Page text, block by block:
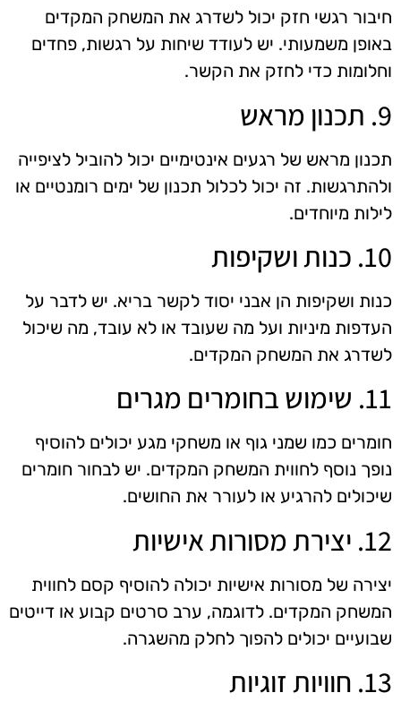
חיבור רגשי חזק יכול לשדרג את המשחק המקדים
באופן משמעותי. יש לעודד שיחות על רגשות, פחדים
וחלומות כדי לחזק את הקשר.
9. תכנון מראש
תכנון מראש של רגעים אינטימיים יכול להוביל לציפייה
ולהתרגשות. זה יכול לכלול תכנון של ימים רומנטיים או
לילות מיוחדים.
10. כנות ושקיפות
כנות ושקיפות הן אבני יסוד לקשר בריא. יש לדבר על
העדפות מיניות ועל מה שעובד או לא עובד, מה שיכול
לשדרג את המשחק המקדים.
11. שימוש בחומרים מגרים
חומרים כמו שמני גוף או משחקי מגע יכולים להוסיף
נופך נוסף לחווית המשחק המקדים. יש לבחור חומרים
שיכולים להרגיע או לעורר את החושים.
12. יצירת מסורות אישיות
יצירה של מסורות אישיות יכולה להוסיף קסם לחווית
המשחק המקדים. לדוגמה, ערב סרטים קבוע או דייטים
שבועיים יכולים להפוך לחלק מהשגרה.
13. חוויות זוגיות